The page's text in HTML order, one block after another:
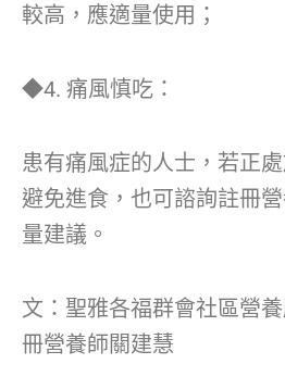
較高，應適量使用；
◆4. 痛風慎吃：
患有痛風症的人士，若正
避免進食，也可諮詢註冊
量建議。
文：聖雅各福群會社區營
冊營養師關建慧